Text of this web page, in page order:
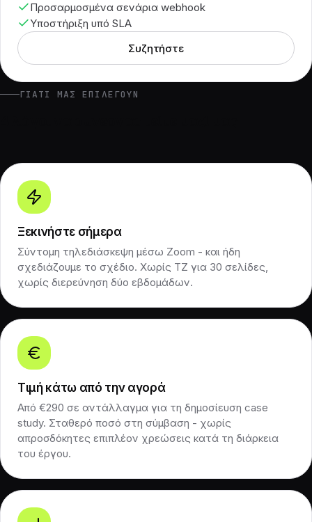
Προσαρμοσμένα σενάρια webhook
Υποστήριξη υπό SLA
Συζητήστε
ΓΙΑΤΊ ΜΑΣ ΕΠΙΛΈΓΟΥΝ
Ξεκινήστε σήμερα
Σύντομη τηλεδιάσκεψη μέσω Zoom - και ήδη
σχεδιάζουμε το σχέδιο. Χωρίς ΤΖ για 30 σελίδες,
χωρίς διερεύνηση δύο εβδομάδων.
Τιμή κάτω από την αγορά
Από €290 σε αντάλλαγμα για τη δημοσίευση case
study. Σταθερό ποσό στη σύμβαση - χωρίς
απροσδόκητες επιπλέον χρεώσεις κατά τη διάρκεια
του έργου.